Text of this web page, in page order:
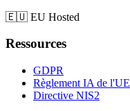
🇪🇺 EU Hosted
Ressources
GDPR
Règlement IA de l'UE
Directive NIS2